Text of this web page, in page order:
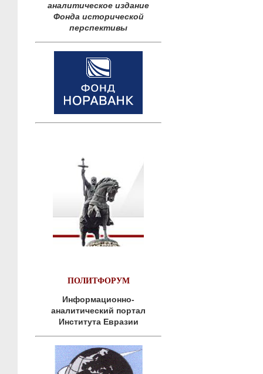
аналитическое издание
Фонда исторической
перспективы
ПОЛИТФОРУМ
Информационно-
аналитический портал
Института Евразии